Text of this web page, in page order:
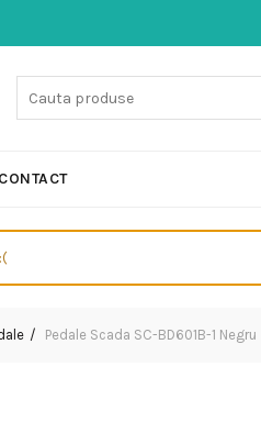
CONTACT
Pedale Scada SC-BD601B-1 Negru